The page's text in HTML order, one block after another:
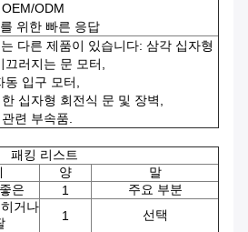
ODM
위한 빠른 응답
다른 제품이 있습니다: 삼각 십자형
끄러지는 문 모터,
동 입구 모터,
십자형 회전식 문 및 장벽,
련 부속품.
패킹 리스트
양
말
은 1
주요 부분
거나
1
선택